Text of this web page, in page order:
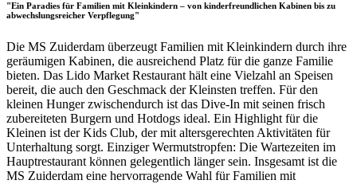
"Ein Paradies für Familien mit Kleinkindern – von kinderfreundlichen Kabinen bis zu
abwechslungsreicher Verpflegung"
Die MS Zuiderdam überzeugt Familien mit Kleinkindern durch ihre
geräumigen Kabinen, die ausreichend Platz für die ganze Familie
bieten. Das Lido Market Restaurant hält eine Vielzahl an Speisen
bereit, die auch den Geschmack der Kleinsten treffen. Für den
kleinen Hunger zwischendurch ist das Dive-In mit seinen frisch
zubereiteten Burgern und Hotdogs ideal. Ein Highlight für die
Kleinen ist der Kids Club, der mit altersgerechten Aktivitäten für
Unterhaltung sorgt. Einziger Wermutstropfen: Die Wartezeiten im
Hauptrestaurant können gelegentlich länger sein. Insgesamt ist die
MS Zuiderdam eine hervorragende Wahl für Familien mit